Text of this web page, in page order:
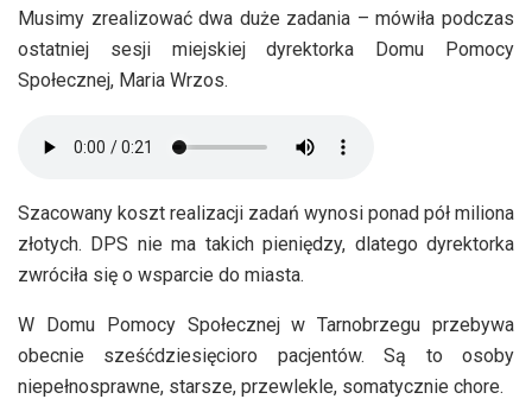
Musimy zrealizować dwa duże zadania – mówiła podczas
ostatniej sesji miejskiej dyrektorka Domu Pomocy
Społecznej, Maria Wrzos.
Szacowany koszt realizacji zadań wynosi ponad pół miliona
złotych. DPS nie ma takich pieniędzy, dlatego dyrektorka
zwróciła się o wsparcie do miasta.
W Domu Pomocy Społecznej w Tarnobrzegu przebywa
obecnie sześćdziesięcioro pacjentów. Są to osoby
niepełnosprawne, starsze, przewlekle, somatycznie chore.